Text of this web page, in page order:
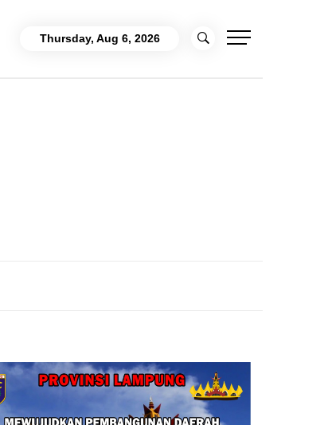
Thursday, Aug 6, 2026